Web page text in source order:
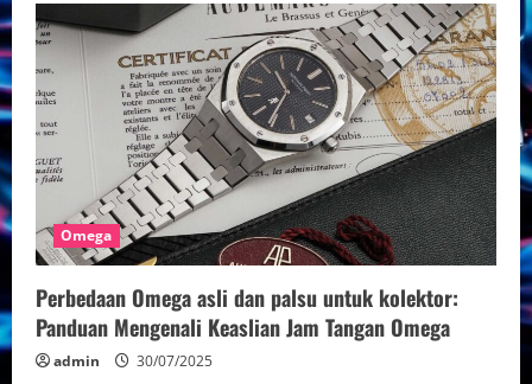
tangan
Omega
original
pria
terbaru
2025:
Inovasi
dan
Desain
Terbaik
untuk
Penggemar
Jam
Tangan
Omega
Perbedaan Omega asli dan palsu untuk kolektor:
Panduan Mengenali Keaslian Jam Tangan Omega
admin 30/07/2025